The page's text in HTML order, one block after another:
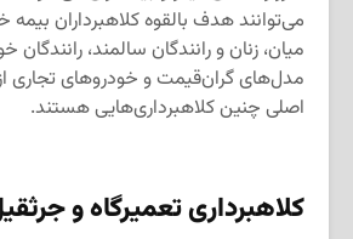
می‌توانند هدف بالقوه کلاهبرداران بیمه
میان، زنان و رانندگان سالمند،
مدل‌های گران‌قیمت و خودروهای تجاری
اصلی چنین کلاهبرداری‌هایی هستند.
کلاهبرداری تعمیرگاه و